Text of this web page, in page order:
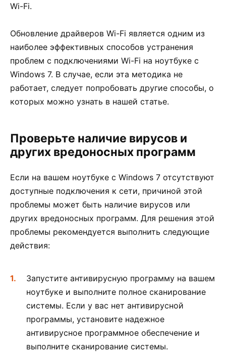
Wi-Fi.
Обновление драйверов Wi-Fi является одним из
наиболее эффективных способов устранения
проблем с подключениями Wi-Fi на ноутбуке с
Windows 7. В случае, если эта методика не
работает, следует попробовать другие способы, о
которых можно узнать в нашей статье.
Проверьте наличие вирусов и
других вредоносных программ
Если на вашем ноутбуке с Windows 7 отсутствуют
доступные подключения к сети, причиной этой
проблемы может быть наличие вирусов или
других вредоносных программ. Для решения этой
проблемы рекомендуется выполнить следующие
действия:
Запустите антивирусную программу на вашем
ноутбуке и выполните полное сканирование
системы. Если у вас нет антивирусной
программы, установите надежное
антивирусное программное обеспечение и
выполните сканирование системы.